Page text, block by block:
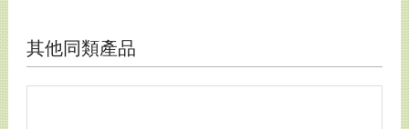
其他同類產品